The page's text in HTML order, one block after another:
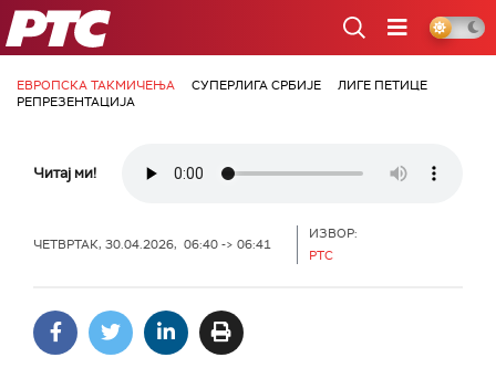
РТС
ЕВРОПСКА ТАКМИЧЕЊА СУПЕРЛИГА СРБИЈЕ
ЛИГЕ ПЕТИЦЕ
РЕПРЕЗЕНТАЦИЈА
Читај ми!
ЧЕТВРТАК, 30.04.2026, 06:40 -> 06:41
ИЗВОР:
РТС